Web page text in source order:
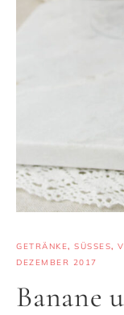
GETRÄNKE, SÜSSES ,
DEZEMBER 2017
Banane